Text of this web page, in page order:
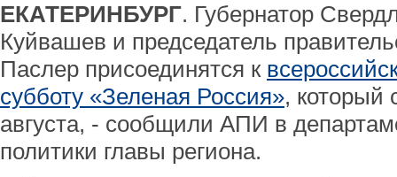
ЕКАТЕРИНБУРГ. Губернатор
Куйвашев и председатель
Паслер присоединятся к
субботу «Зеленая Россия», который
августа, - сообщили АПИ в
политики главы региона.